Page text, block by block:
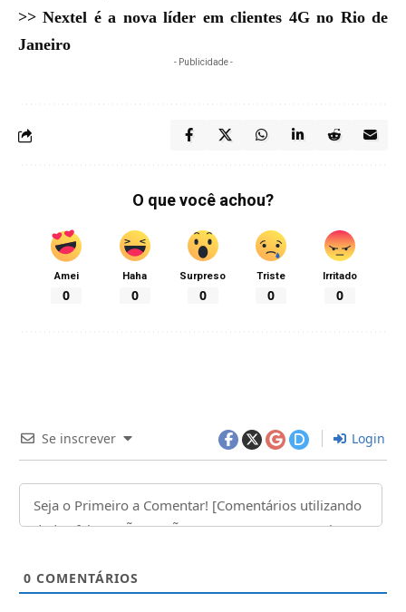
>>Nextel é a nova líder em clientes 4G no Rio de
Janeiro
- Publicidade -
O que você achou?
Amei
0
Haha
0
Surpreso
0
Triste
0
Irritado
0
Se inscrever Login
0 COMENTÁRIOS